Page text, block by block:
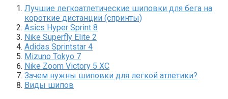
Лучшие легкоатлетические шиповки для бега на
короткие дистанции (спринты)
Asics Hyper Sprint 8
Nike Superfly Elite 2
Adidas Sprintstar 4
Mizuno Tokyo 7
Nike Zoom Victory 5 XC
Зачем нужны шиповки для легкой атлетики?
Виды шипов